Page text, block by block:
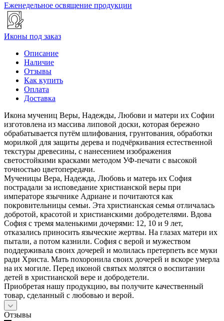
Еженедельное освящение продукции
Иконы под заказ
Описание
Наличие
Отзывы
Как купить
Оплата
Доставка
Икона мучениц Веры, Надежды, Любови и матери их Софии
изготовлена из массива липовой доски, которая бережно
обрабатывается путём шлифования, грунтования, обработки
морилкой для защиты дерева и подчёркивания естественной
текстуры древесины, с нанесением изображения
светостойкими красками методом УФ-печати с высокой
точностью цветопередачи.
Мученицы Вера, Надежда, Любовь и матерь их София
пострадали за исповедание христианской веры при
императоре язычнике Адриане и почитаются как
покровительницы семьи. Эта христианская семья отличалась
добротой, красотой и христианскими добродетелями. Вдова
София с тремя маленькими дочерями: 12, 10 и 9 лет,
отказались приносить языческие жертвы. На глазах матери их
пытали, а потом казнили. София с верой и мужеством
поддерживала своих дочерей и молилась претерпеть все муки
ради Христа. Мать похоронила своих дочерей и вскоре умерла
на их могиле. Перед иконой святых молятся о воспитании
детей в христианской вере и добродетели.
Приобретая нашу продукцию, вы получите качественный
товар, сделанный с любовью и верой.
Отзывы